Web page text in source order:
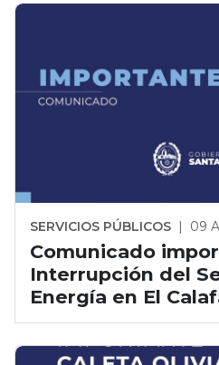
SERVICIOS PÚBLICOS | 09
Comunicado
Interrupción del
Energía en El